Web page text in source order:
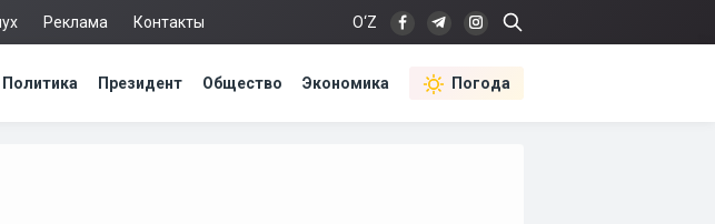
Реклама Контакты O‘Z
Политика Президент Общество Экономика Погода